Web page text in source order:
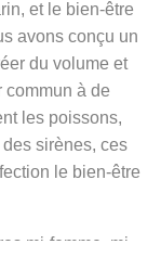
et le bien-être
avons conçu un
du volume et
commun à de
les poissons,
sirènes, ces
le bien-être
mi-femme, mi-